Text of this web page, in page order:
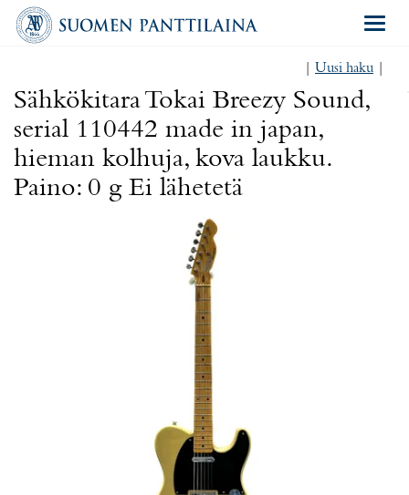
Uusi haku
Sähkökitara Tokai Breezy Sound,
serial 110442 made in japan,
hieman kolhuja, kova laukku.
Paino: 0 g Ei lähetetä